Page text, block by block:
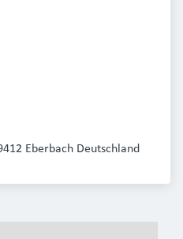
Eberbach Deutschland